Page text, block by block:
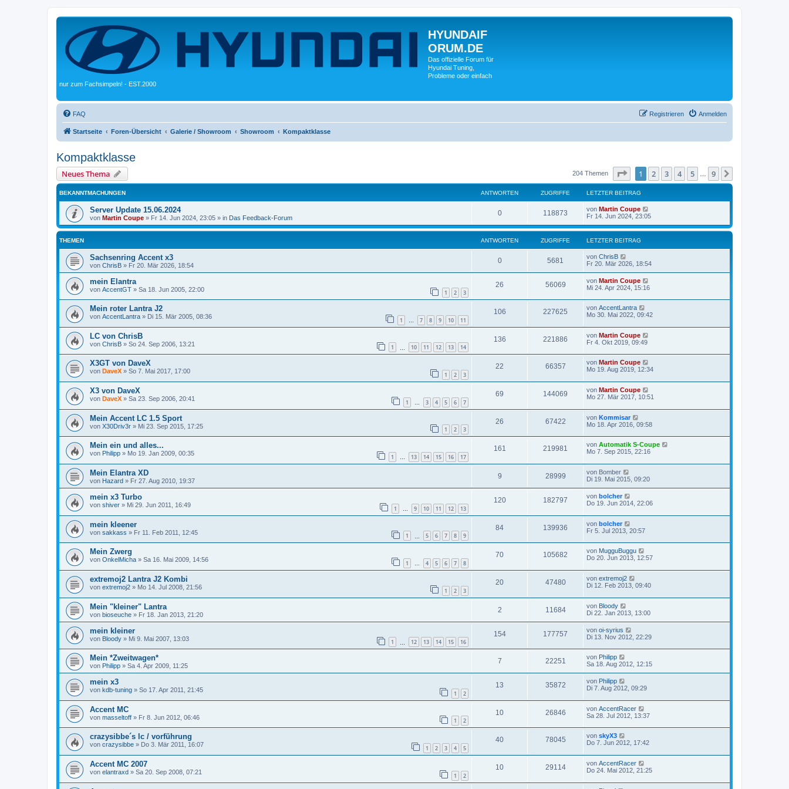
HYUNDAIF
ORUM.DE
Das offizielle Forum für
Hyundai Tuning,
Probleme oder einfach
nur zum Fachsimpeln! - EST.2000
FAQ Anmelden
Registrieren
Startseite Foren-Übersicht Galerie / Showroom Showroom Kompaktklasse
Kompaktklasse
Neues Thema 204 Themen Seite von9
1 2 3 4 5 9
BEKANNTMACHUNGEN ANTWORTEN ZUGRIFFE LETZTER BEITRAG
Server Update 15.06.2024
von Martin Coupe » Fr 14. Jun 2024, 23:05 » in Das Feedback-Forum
0 118873 von Martin Coupe
Fr 14. Jun 2024, 23:05
THEMEN ANTWORTEN ZUGRIFFE LETZTER BEITRAG
Sachsenring Accent x3
von ChrisB » Fr 20. Mär 2026, 18:54
0 5681 von ChrisB
Fr 20. Mär 2026, 18:54
mein Elantra
von AccentGT » Sa 18. Jun 2005, 22:00 1 2 3
26 56069 von Martin Coupe
Mi 24. Apr 2024, 15:16
Mein roter Lantra J2
von AccentLantra » Di 15. Mär 2005, 08:36 1 … 7 8 9 10 11
106 227625 von AccentLantra
Mo 30. Mai 2022, 09:42
LC von ChrisB
von ChrisB » So 24. Sep 2006, 13:21 1 10 11 12 13 14
136 221886 von Martin Coupe
Fr 4. Okt 2019, 09:49
X3GT von DaveX
von DaveX » So 7. Mai 2017, 17:00 1 2 3
22 66357 von Martin Coupe
Mo 19. Aug 2019, 12:34
X3 von DaveX
von DaveX » Sa 23. Sep 2006, 20:41 1 … 3 4 5 6 7
69 144069 von Martin Coupe
Mo 27. Mär 2017, 10:51
Mein Accent LC 1.5 Sport
von X30Driv3r » Mi 23. Sep 2015, 17:25 1 2 3
26 67422 von Kommisar
Mo 18. Apr 2016, 09:58
Mein ein und alles...
von Philipp » Mo 19. Jan 2009, 00:35 1 … 13 14 15 16 17
161 219981 von Automatik S-Coupe
Mo 7. Sep 2015, 22:16
Mein Elantra XD
von Hazard » Fr 27. Aug 2010, 19:37
9 28999 von Bomber
Di 19. Mai 2015, 09:20
mein x3 Turbo
von shiver » Mi 29. Jun 2011, 16:49 1 … 9 10 11 12 13
120 182797 von bolcher
Do 19. Jun 2014, 22:06
mein kleener
von sakkass » Fr 11. Feb 2011, 12:45 1 5 6 7 8 9
84 139936 von bolcher
Fr 5. Jul 2013, 20:57
Mein Zwerg
von OnkelMicha » Sa 16. Mai 2009, 14:56 1 … 4 5 6 7 8
70 105682 von MugguBuggu
Do 20. Jun 2013, 12:57
extremoj2 Lantra J2 Kombi
von extremoj2 » Mo 14. Jul 2008, 21:56 1 2 3
20 47480 von extremoj2
Di 12. Feb 2013, 09:40
Mein "kleiner" Lantra
von bioseuche » Fr 18. Jan 2013, 21:20
2 11684 von Bloody
Di 22. Jan 2013, 13:00
mein kleiner
von Bloody » Mi 9. Mai 2007, 13:03 1 12 13 14 15 16
154 177757 von oi-syrius
Di 13. Nov 2012, 22:29
Mein *Zweitwagen*
von Philipp » Sa 4. Apr 2009, 11:25
7 22251 von Philipp
Sa 18. Aug 2012, 12:15
mein x3
von kdb-tuning » So 17. Apr 2011, 21:45 1 2
13 35872 von Philipp
Di 7. Aug 2012, 09:29
Accent MC
von masseltoff » Fr 8. Jun 2012, 06:46 1 2
10 26846 von AccentRacer
Sa 28. Jul 2012, 13:37
crazysibbe´s lc / vorführung
von crazysibbe » Do 3. Mär 2011, 16:07 1 2 3 4 5
40 78045 von skyX3
Do 7. Jun 2012, 17:42
Accent MC 2007
von elantraxd » Sa 20. Sep 2008, 07:21 1 2
10 29114 von AccentRacer
Do 24. Mai 2012, 21:25